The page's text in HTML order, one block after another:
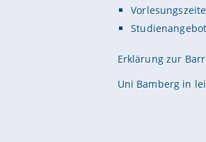
Studienangebot
Erklärung zur
Uni Bamberg in